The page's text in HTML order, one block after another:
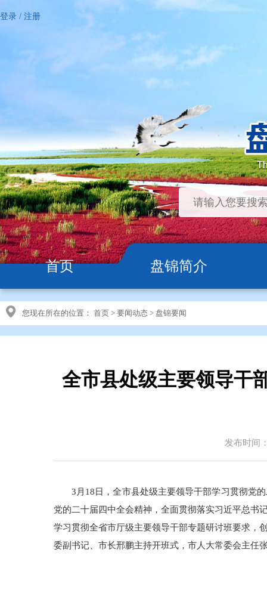
登录 / 注册
首页 盘锦简介
您现在所在的位置： 首页 > 要闻动态 > 盘锦要闻
全市县处级主要领导干
发布时间
3月18日，全市县处级主要领导干部学习贯彻党
党的二十届四中全会精神，全面贯彻落实习近平总书
学习贯彻全省市厅级主要领导干部专题研讨班要求，
委副书记、市长邢鹏主持开班式，市人大常委会主任